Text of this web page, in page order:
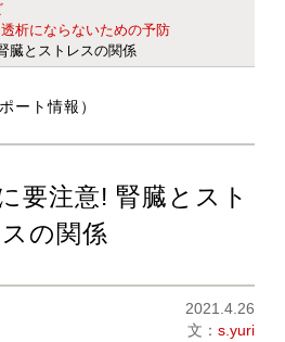
析にならないための予防
臓とストレスの関係
ポート情報）
要注意! 腎臓とスト
の関係
2021.4.26
文： s.yuri